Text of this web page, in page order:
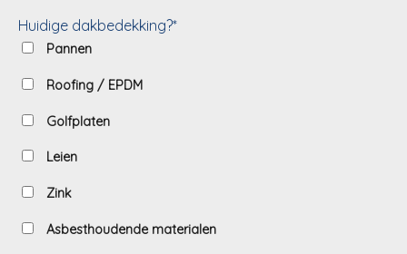
Huidige dakbedekking?*
Pannen
Roofing / EPDM
Golfplaten
Leien
Zink
Asbesthoudende materialen